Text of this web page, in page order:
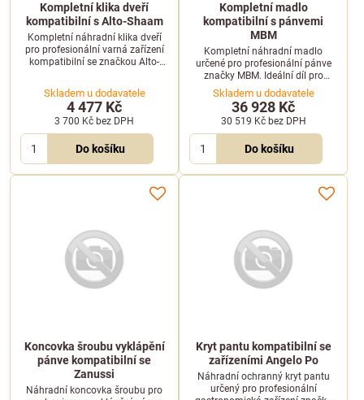
Kompletní klika dveří
kompatibilní s Alto-Shaam
Kompletní náhradní klika dveří
pro profesionální varná zařízení
kompatibilní se značkou Alto-
Skladem u dodavatele
4 477 Kč
3 700 Kč bez DPH
Do košíku
Kompletní madlo
kompatibilní s pánvemi
MBM
Kompletní náhradní madlo
určené pro profesionální pánve
značky MBM. Ideální díl pro
rychlou opravu a zajištění
bezpečné manipulace s gastro
zařízením.
Skladem u dodavatele
36 928 Kč
30 519 Kč bez DPH
Do košíku
Koncovka šroubu vyklápění
pánve kompatibilní se
Zanussi
Náhradní koncovka šroubu pro
Kryt pantu kompatibilní se
zařízeními Angelo Po
Náhradní ochranný kryt pantu
určený pro profesionální